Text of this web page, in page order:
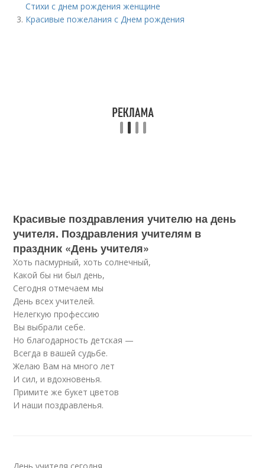
Стихи с днем рождения женщине
Красивые пожелания с Днем рождения
Красивые поздравления учителю на день
учителя. Поздравления учителям в
праздник «День учителя»
Хоть пасмурный, хоть солнечный,
Какой бы ни был день,
Сегодня отмечаем мы
День всех учителей.
Нелегкую профессию
Вы выбрали себе.
Но благодарность детская —
Всегда в вашей судьбе.
Желаю Вам на много лет
И сил, и вдохновенья.
Примите же букет цветов
И наши поздравленья.